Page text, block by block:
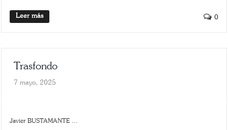
Leer más 0
Trasfondo
7 mayo, 2025
Javier BUSTAMANTE ...